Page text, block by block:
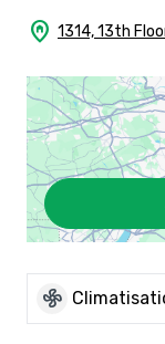
home_pin 1314, 13th
mode_fan